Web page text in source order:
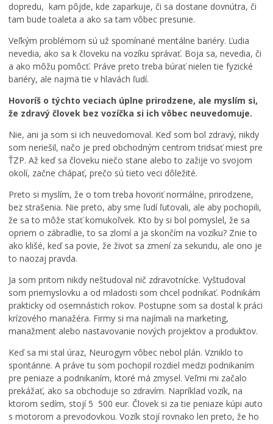
dopredu, kam pôjde, kde zaparkuje, či sa dostane dovnútra, či
tam bude toaleta a ako sa tam vôbec presunie.
Veľkým problémom sú už spomínané mentálne bariéry. Ľudia
nevedia, ako sa k človeku na vozíku správať. Boja sa, nevedia, či
a ako môžu pomôcť. Práve preto treba búrať nielen tie fyzické
bariéry, ale najmä tie v hlavách ľudí.
Hovoríš o týchto veciach úplne prirodzene, ale myslím si,
že zdravý človek bez vozíčka si ich vôbec neuvedomuje.
Nie, ani ja som si ich neuvedomoval. Keď som bol zdravý, nikdy
som neriešil, načo je pred obchodným centrom tridsať miest pre
ŤZP. Až keď sa človeku niečo stane alebo to zažije vo svojom
okolí, začne chápať, prečo sú tieto veci dôležité.
Preto si myslím, že o tom treba hovoriť normálne, prirodzene,
bez strašenia. Nie preto, aby sme ľudí ľutovali, ale aby pochopili,
že sa to môže stať komukoľvek. Kto by si bol pomyslel, že sa
opriem o zábradlie, to sa zlomí a ja skončím na vozíku? Znie to
ako klišé, keď sa povie, že život sa zmení za sekundu, ale ono je
to naozaj pravda.
Ja som pritom nikdy neštudoval nič zdravotnícke. Vyštudoval
som priemyslovku a od mladosti som chcel podnikať. Podnikám
prakticky od osemnástich rokov. Postupne som sa dostal k práci
krízového manažéra. Firmy si ma najímali na marketing,
manažment alebo nastavovanie nových projektov a produktov.
Keď sa mi stal úraz, Neurogym vôbec nebol plán. Vzniklo to
spontánne. A práve tu som pochopil rozdiel medzi podnikaním
pre peniaze a podnikaním, ktoré má zmysel. Veľmi mi začalo
prekážať, ako sa obchoduje so zdravím. Napríklad vozík, na
ktorom sedím, stojí 5 500 eur. Človek si za tie peniaze kúpi auto
s motorom a prevodovkou. Vozík stojí rovnako len preto, že ho